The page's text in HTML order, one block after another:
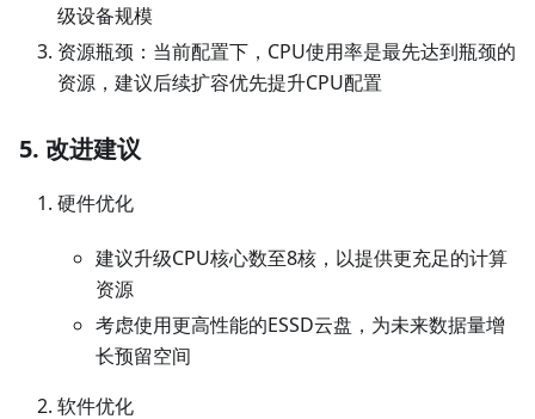
级设备规模
资源瓶颈：当前配置下，CPU使用率是最先达到瓶颈的
资源，建议后续扩容优先提升CPU配置
5. 改进建议
硬件优化
建议升级CPU核心数至8核，以提供更充足的计算
资源
考虑使用更高性能的ESSD云盘，为未来数据量增
长预留空间
软件优化